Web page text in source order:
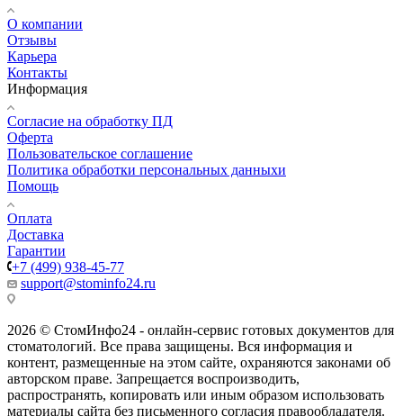
О компании
Отзывы
Карьера
Контакты
Информация
Согласие на обработку ПД
Оферта
Пользовательское соглашение
Политика обработки персональных данныхи
Помощь
Оплата
Доставка
Гарантии
+7 (499) 938-45-77
support@stominfo24.ru
2026 © СтомИнфо24 - онлайн-сервис готовых документов для
стоматологий. Все права защищены. Вся информация и
контент, размещенные на этом сайте, охраняются законами об
авторском праве. Запрещается воспроизводить,
распространять, копировать или иным образом использовать
материалы сайта без письменного согласия правообладателя.